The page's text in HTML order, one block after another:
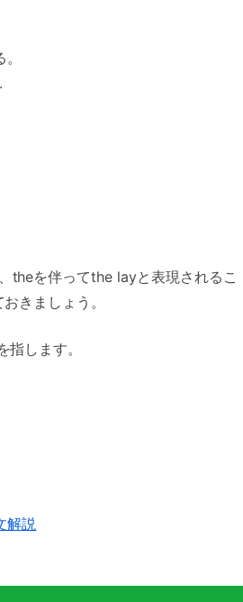
theを伴ってthe layと表現されるこ
きましょう。
指します。
解説